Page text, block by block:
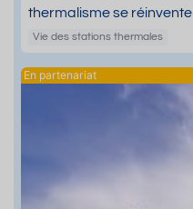
thermalisme se réinvente
Vie des stations thermales